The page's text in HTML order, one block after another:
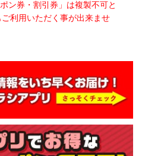
ン券・割引券」は複製不可と
利用いただく事が出来ませ